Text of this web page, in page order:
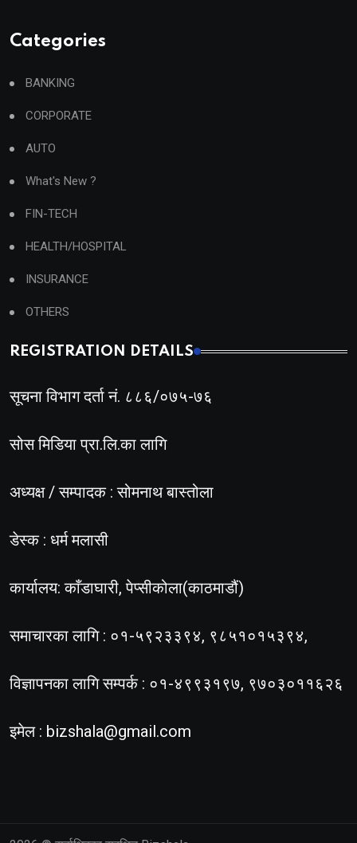
Categories
BANKING
CORPORATE
AUTO
What's New ?
FIN-TECH
HEALTH/HOSPITAL
INSURANCE
OTHERS
REGISTRATION DETAILS
सूचना विभाग दर्ता नं. ८८६/०७५-७६
सोस मिडिया प्रा.लि.का लागि
अध्यक्ष / सम्पादक : सोमनाथ बास्तोला
डेस्क : धर्म मलासी
कार्यालय: काँडाघारी, पेप्सीकोला(काठमाडौं)
समाचारका लागि : ०१-५९२३३९४, ९८५१०१५३९४,
विज्ञापनका लागि सम्पर्क : ०१-४९९३१९७, ९७०३०११६२६
इमेल : bizshala@gmail.com